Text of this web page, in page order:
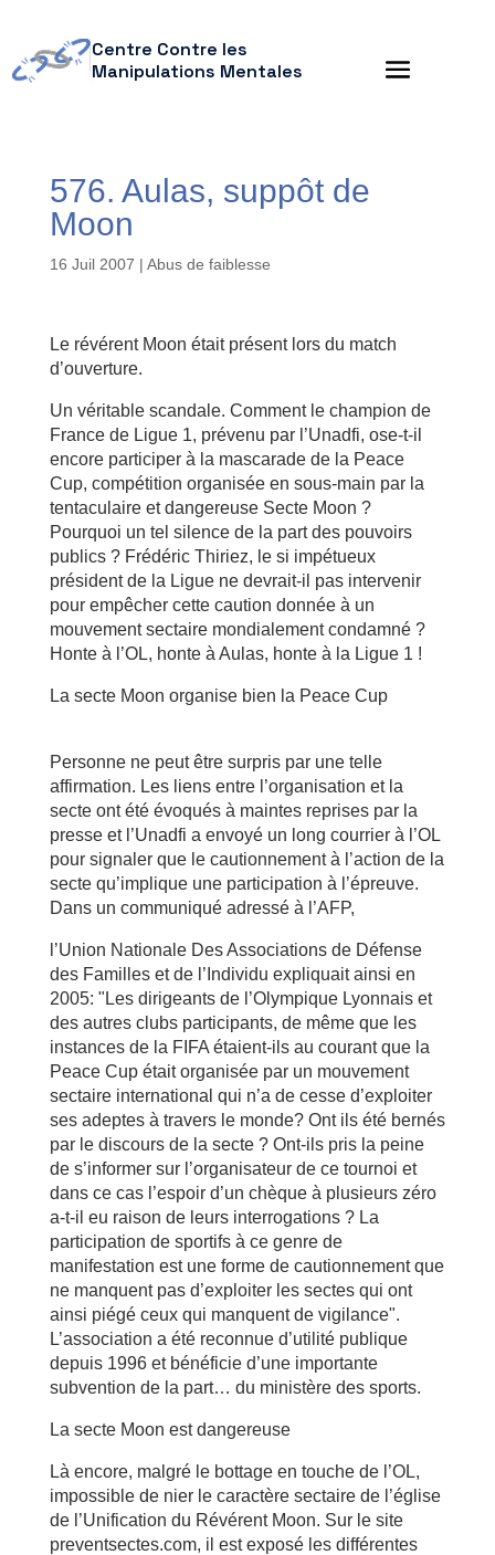
Centre Contre les
Manipulations Mentales
576. Aulas, suppôt de
Moon
16 Juil 2007 | Abus de faiblesse
Le révérent Moon était présent lors du match
d’ouverture.
Un véritable scandale. Comment le champion de
France de Ligue 1, prévenu par l’Unadfi, ose-t-il
encore participer à la mascarade de la Peace
Cup, compétition organisée en sous-main par la
tentaculaire et dangereuse Secte Moon ?
Pourquoi un tel silence de la part des pouvoirs
publics ? Frédéric Thiriez, le si impétueux
président de la Ligue ne devrait-il pas intervenir
pour empêcher cette caution donnée à un
mouvement sectaire mondialement condamné ?
Honte à l’OL, honte à Aulas, honte à la Ligue 1 !
La secte Moon organise bien la Peace Cup
Personne ne peut être surpris par une telle
affirmation. Les liens entre l’organisation et la
secte ont été évoqués à maintes reprises par la
presse et l’Unadfi a envoyé un long courrier à l’OL
pour signaler que le cautionnement à l’action de la
secte qu’implique une participation à l’épreuve.
Dans un communiqué adressé à l’AFP,
l’Union Nationale Des Associations de Défense
des Familles et de l’Individu expliquait ainsi en
2005: "Les dirigeants de l’Olympique Lyonnais et
des autres clubs participants, de même que les
instances de la FIFA étaient-ils au courant que la
Peace Cup était organisée par un mouvement
sectaire international qui n’a de cesse d’exploiter
ses adeptes à travers le monde? Ont ils été bernés
par le discours de la secte ? Ont-ils pris la peine
de s’informer sur l’organisateur de ce tournoi et
dans ce cas l’espoir d’un chèque à plusieurs zéro
a-t-il eu raison de leurs interrogations ? La
participation de sportifs à ce genre de
manifestation est une forme de cautionnement que
ne manquent pas d’exploiter les sectes qui ont
ainsi piégé ceux qui manquent de vigilance".
L’association a été reconnue d’utilité publique
depuis 1996 et bénéficie d’une importante
subvention de la part… du ministère des sports.
La secte Moon est dangereuse
Là encore, malgré le bottage en touche de l’OL,
impossible de nier le caractère sectaire de l’église
de l’Unification du Révérent Moon. Sur le site
preventsectes.com, il est exposé les différentes